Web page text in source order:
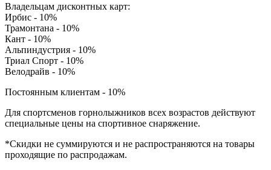
Владельцам дисконтных карт:
Ирбис - 10%
Трамонтана - 10%
Кант - 10%
Альпиндустрия - 10%
Триал Спорт - 10%
Велодрайв - 10%
Постоянным клиентам - 10%
Для спортсменов горнолыжников всех возрастов действуют
специальные цены на спортивное снаряжение.
*Скидки не суммируются и не распространяются на товары
проходящие по распродажам.